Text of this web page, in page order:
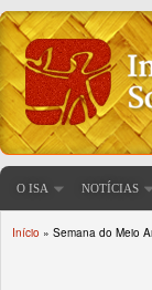
O ISA NOTÍCIAS
Início » Semana do Meio